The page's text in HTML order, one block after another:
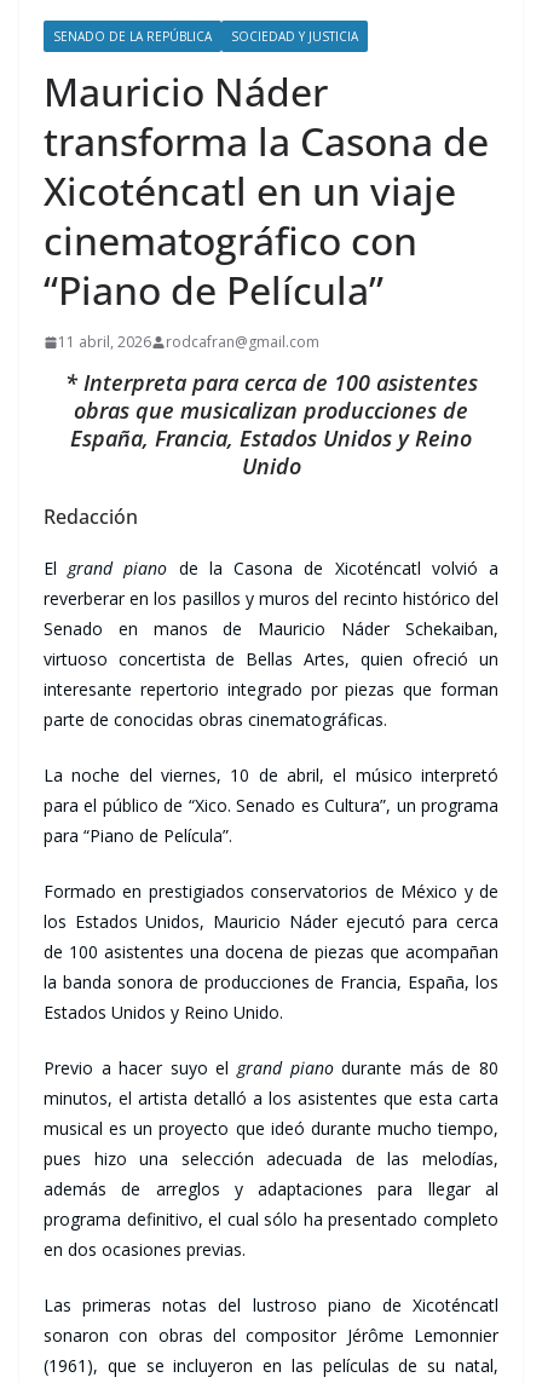
SENADO DE LA REPÚBLICA SOCIEDAD Y JUSTICIA
Mauricio Náder
transforma la Casona de
Xicoténcatl en un viaje
cinematográfico con
“Piano de Película”
11 abril, 2026 rodcafran@gmail.com
* Interpreta para cerca de 100 asistentes
obras que musicalizan producciones de
España, Francia, Estados Unidos y Reino
Unido
Redacción
Elgrand piano de la Casona de Xicoténcatl volvió a
reverberar en los pasillos y muros del recinto histórico del
Senado en manos de Mauricio Náder Schekaiban,
virtuoso concertista de Bellas Artes, quien ofreció un
interesante repertorio integrado por piezas que forman
parte de conocidas obras cinematográficas.
La noche del viernes, 10 de abril, el músico interpretó
para el público de “Xico. Senado es Cultura”, un programa
para “Piano de Película”.
Formado en prestigiados conservatorios de México y de
los Estados Unidos, Mauricio Náder ejecutó para cerca
de 100 asistentes una docena de piezas que acompañan
la banda sonora de producciones de Francia, España, los
Estados Unidos y Reino Unido.
Previo a hacer suyo el grand pianodurante más de 80
minutos, el artista detalló a los asistentes que esta carta
musical es un proyecto que ideó durante mucho tiempo,
pues hizo una selección adecuada de las melodías,
además de arreglos y adaptaciones para llegar al
programa definitivo, el cual sólo ha presentado completo
en dos ocasiones previas.
Las primeras notas del lustroso piano de Xicoténcatl
sonaron con obras del compositor Jérôme Lemonnier
(1961), que se incluyeron en las películas de su natal,